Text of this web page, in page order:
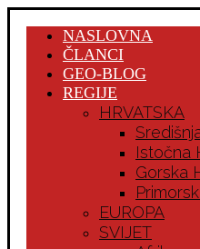
NASLOVNA
ČLANCI
GEO-BLOG
REGIJE
HRVATSKA
Istočna
Gorska
EUROPA
SVIJET